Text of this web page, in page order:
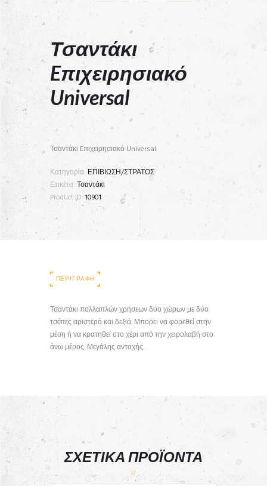
Τσαντάκι
Eπιχειρησιακό
Universal
Τσαντάκι Eπιχειρησιακό Universal.
Κατηγορία: ΕΠΙΒΙΩΣΗ/ΣΤΡΑΤΟΣ
Ετικέτα: Τσαντάκι
Product ID: 10901
ΠΕΡΙΓΡΑΦΉ
Τσαντάκι πολλαπλών χρήσεων δύο χώρων με δύο
τσέπες αριστερά και δεξιά. Μπορει να φορεθεί στην
μέση ή να κρατηθεί στο χέρι από την χειρολαβή στο
άνω μέρος. Μεγάλης αντοχής.
ΣΧΕΤΙΚΆ ΠΡΟΪΌΝΤΑ